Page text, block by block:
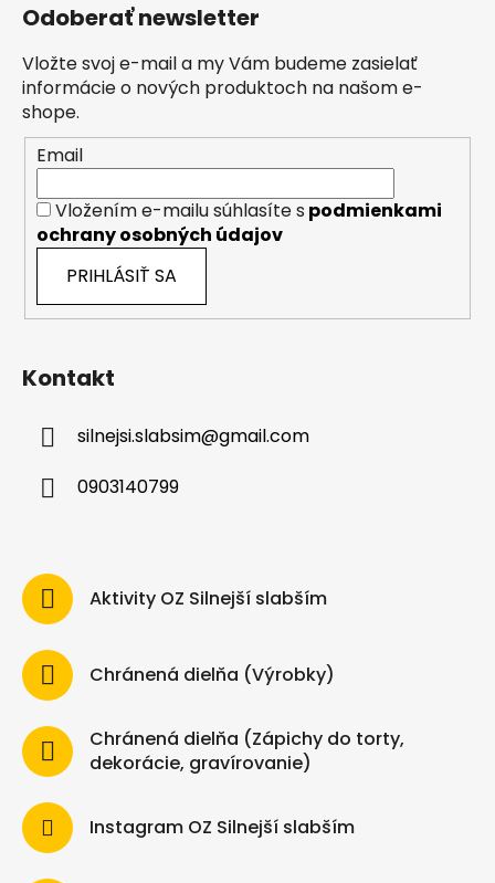
Odoberať newsletter
Vložte svoj e-mail a my Vám budeme zasielať
informácie o nových produktoch na našom e-
shope.
Email
Vložením e-mailu súhlasíte s podmienkami
ochrany osobných údajov
PRIHLÁSIŤ SA
Kontakt
silnejsi.slabsim@gmail.com
0903140799
Aktivity OZ Silnejší slabším
Chránená dielňa (Výrobky)
Chránená dielňa (Zápichy do torty,
dekorácie, gravírovanie)
Instagram OZ Silnejší slabším